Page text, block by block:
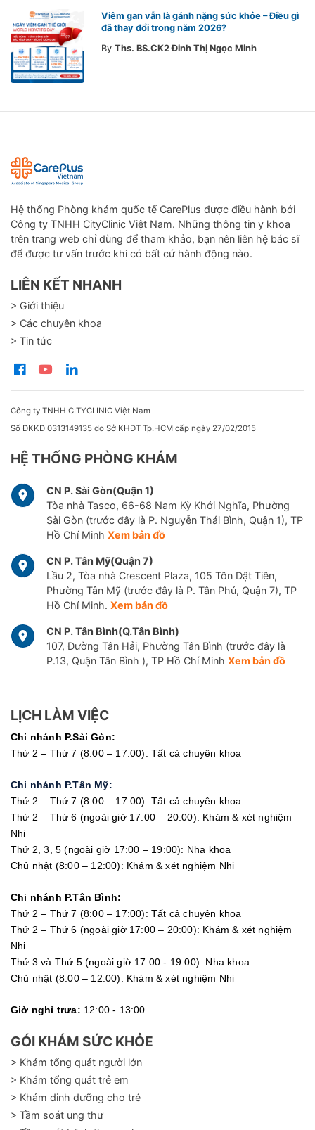
Viêm gan vẫn là gánh nặng sức khỏe – Điều gì
đã thay đổi trong năm 2026?
By Ths. BS.CK2 Đinh Thị Ngọc Minh
Hệ thống Phòng khám quốc tế CarePlus được điều hành bởi
Công ty TNHH CityClinic Việt Nam. Những thông tin y khoa
trên trang web chỉ dùng để tham khảo, bạn nên liên hệ bác sĩ
để được tư vấn trước khi có bất cứ hành động nào.
LIÊN KẾT NHANH
> Giới thiệu
> Các chuyên khoa
> Tin tức
Công ty TNHH CITYCLINIC Việt Nam
Số ĐKKD 0313149135 do Sở KHĐT Tp.HCM cấp ngày 27/02/2015
HỆ THỐNG PHÒNG KHÁM
CN P. Sài Gòn(Quận 1)
Tòa nhà Tasco, 66-68 Nam Kỳ Khởi Nghĩa, Phường
Sài Gòn (trước đây là P. Nguyễn Thái Bình, Quận 1), TP
Hồ Chí Minh Xem bản đồ
CN P. Tân Mỹ(Quận 7)
Lầu 2, Tòa nhà Crescent Plaza, 105 Tôn Dật Tiên,
Phường Tân Mỹ (trước đây là P. Tân Phú, Quận 7), TP
Hồ Chí Minh. Xem bản đồ
CN P. Tân Bình(Q.Tân Bình)
107, Đường Tân Hải, Phường Tân Bình (trước đây là
P.13, Quận Tân Bình ), TP Hồ Chí Minh Xem bản đồ
LỊCH LÀM VIỆC
Chi nhánh P.Sài Gòn:
Thứ 2 – Thứ 7 (8:00 – 17:00): Tất cả chuyên khoa
Chi nhánh P.Tân Mỹ:
Thứ 2 – Thứ 7 (8:00 – 17:00): Tất cả chuyên khoa
Thứ 2 – Thứ 6 (ngoài giờ 17:00 – 20:00): Khám & xét nghiệm
Nhi
Thứ 2, 3, 5 (ngoài giờ 17:00 – 19:00): Nha khoa
Chủ nhật (8:00 – 12:00): Khám & xét nghiệm Nhi
Chi nhánh P.Tân Bình:
Thứ 2 – Thứ 7 (8:00 – 17:00): Tất cả chuyên khoa
Thứ 2 – Thứ 6 (ngoài giờ 17:00 – 20:00): Khám & xét nghiệm
Nhi
Thứ 3 và Thứ 5 (ngoài giờ 17:00 - 19:00): Nha khoa
Chủ nhật (8:00 – 12:00): Khám & xét nghiệm Nhi
Giờ nghỉ trưa: 12:00 - 13:00
GÓI KHÁM SỨC KHỎE
> Khám tổng quát người lớn
> Khám tổng quát trẻ em
> Khám dinh dưỡng cho trẻ
> Tầm soát ung thư